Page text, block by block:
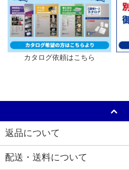
カタログ依頼はこちら
返品について
配送・送料について